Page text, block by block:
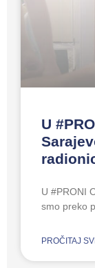
U
U #PRONI
smo preko
PROČITAJ